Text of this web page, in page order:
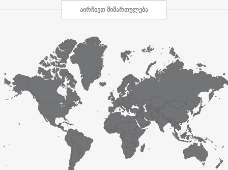
აირჩიეთ მიმართულება